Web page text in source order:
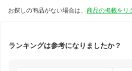
お探しの商品がない場合は、 商品の掲載をリ
ランキングは参考になりましたか？